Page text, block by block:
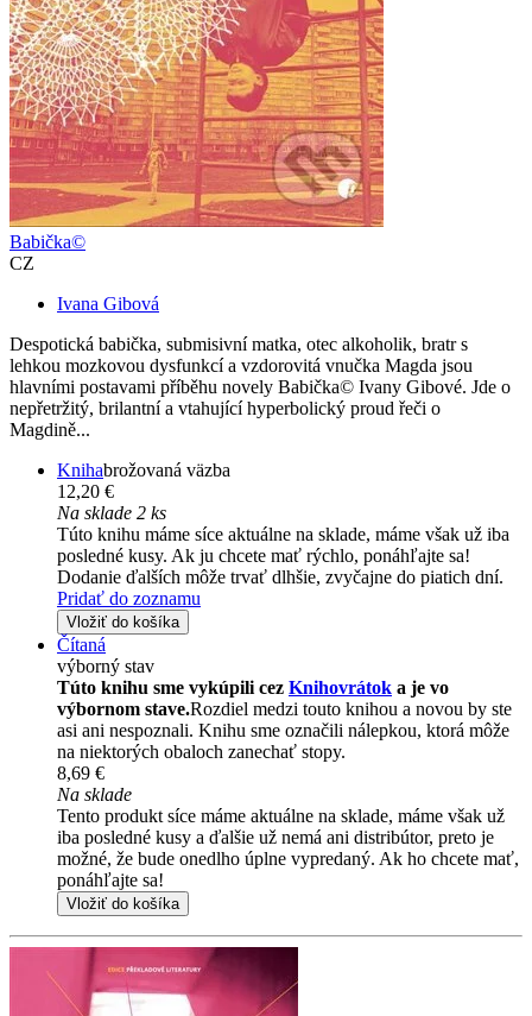
Babička©
CZ
Ivana Gibová
Despotická babička, submisivní matka, otec alkoholik, bratr s
lehkou mozkovou dysfunkcí a vzdorovitá vnučka Magda jsou
hlavními postavami příběhu novely Babička© Ivany Gibové. Jde o
nepřetržitý, brilantní a vtahující hyperbolický proud řeči o
Magdině...
Knihabrožovaná väzba
12,20 €
Na sklade 2 ks
Túto knihu máme síce aktuálne na sklade, máme však už iba
posledné kusy. Ak ju chcete mať rýchlo, ponáhľajte sa!
Dodanie ďalších môže trvať dlhšie, zvyčajne do piatich dní.
Pridať do zoznamu
Vložiť do košíka
Čítaná
výborný stav
Túto knihu sme vykúpili cez Knihovrátok a je vo
výbornom stave.Rozdiel medzi touto knihou a novou by ste
asi ani nespoznali. Knihu sme označili nálepkou, ktorá môže
na niektorých obaloch zanechať stopy.
8,69 €
Na sklade
Tento produkt síce máme aktuálne na sklade, máme však už
iba posledné kusy a ďalšie už nemá ani distribútor, preto je
možné, že bude onedlho úplne vypredaný. Ak ho chcete mať,
ponáhľajte sa!
Vložiť do košíka